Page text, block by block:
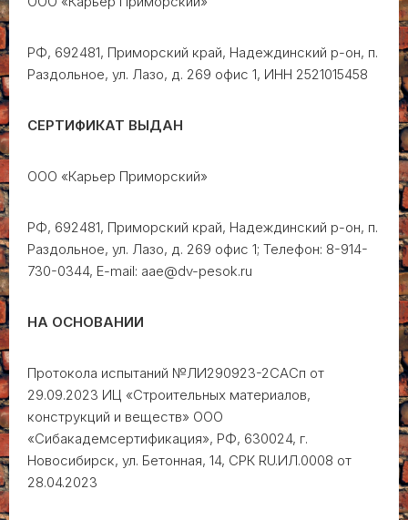
РФ, 692481, Приморский край, Надеждинский р-он, п.
Раздольное, ул. Лазо, д. 269 офис 1, ИНН 2521015458
СЕРТИФИКАТ ВЫДАН
ООО «Карьер Приморский»
РФ, 692481, Приморский край, Надеждинский р-он, п.
Раздольное, ул. Лазо, д. 269 офис 1; Телефон: 8-914-
730-0344, E-mail: aae@dv-pesok.ru
НА ОСНОВАНИИ
Протокола испытаний №ЛИ290923-2САСп от
29.09.2023 ИЦ «Строительных материалов,
конструкций и веществ» ООО
«Сибакадемсертификация», РФ, 630024, г.
Новосибирск, ул. Бетонная, 14, СРК RU.ИЛ.0008 от
28.04.2023